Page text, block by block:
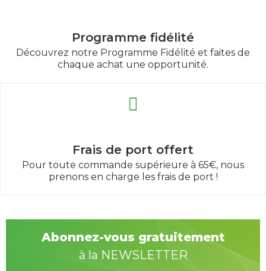
Programme fidélité
Découvrez notre Programme Fidélité et faites de
chaque achat une opportunité.
Frais de port offert
Pour toute commande supérieure à 65€, nous
prenons en charge les frais de port !
Abonnez-vous gratuitement
à la NEWSLETTER